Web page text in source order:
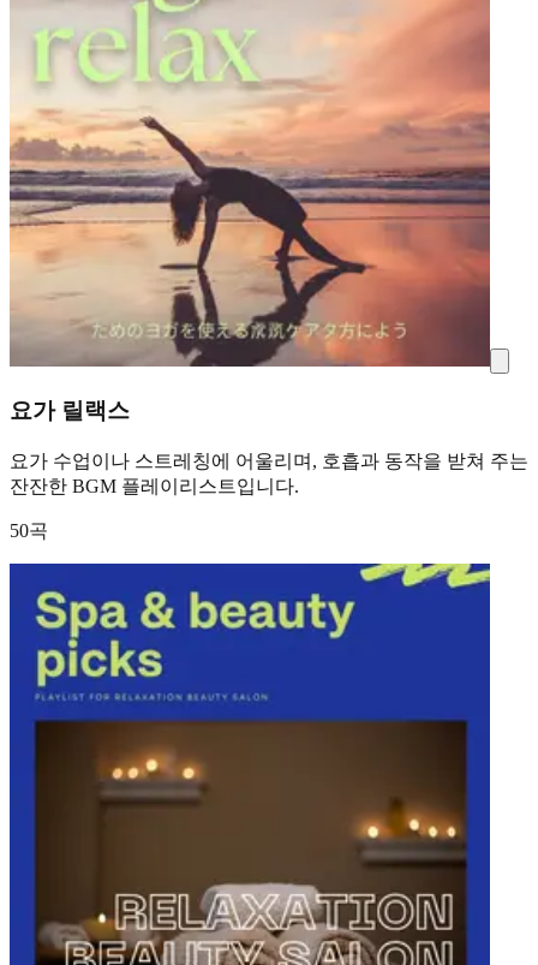
요가 릴랙스
요가 수업이나 스트레칭에 어울리며, 호흡과 동작을 받쳐 주는
잔잔한 BGM 플레이리스트입니다.
50곡